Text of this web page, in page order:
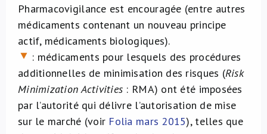
Pharmacovigilance est encouragée (entre autres
médicaments contenant un nouveau principe
actif, médicaments biologiques).
: médicaments pour lesquels des procédures
additionnelles de minimisation des risques (Risk
Minimization Activities : RMA) ont été imposées
par l’autorité qui délivre l’autorisation de mise
sur le marché (voir Folia mars 2015), telles que